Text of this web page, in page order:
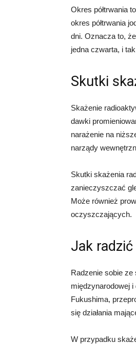
Okres półtrwania
okres półtrwania
dni. Oznacza to,
jedna czwarta, i
Skutki
Skażenie
dawki
narażenie na
narządy
Skutki skażenia
zanieczyszczać
Może również
oczyszczających.
Jak
Radzenie sobie
międzynarodowej
Fukushima,
się działania
W przypadku